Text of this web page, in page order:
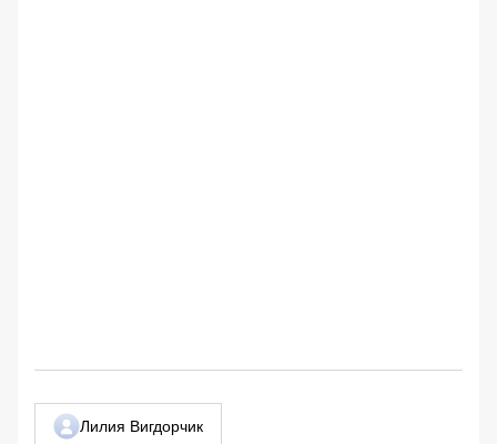
Лилия Вигдорчик